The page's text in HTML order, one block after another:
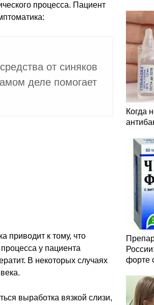
процесса. Пациент
от синяков
деле помогает
приводит к тому, что
у пациента
В некоторых случаях
выработка вязкой слизи,
Когда
форте